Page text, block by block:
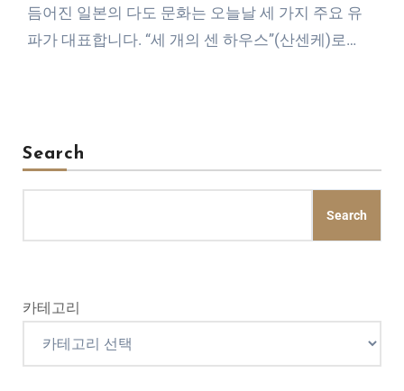
듬어진 일본의 다도 문화는 오늘날 세 가지 주요 유
파가 대표합니다. “세 개의 센 하우스”(산센케)로…
Search
Search
카테고리